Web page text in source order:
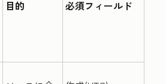
目的 必須フィールド